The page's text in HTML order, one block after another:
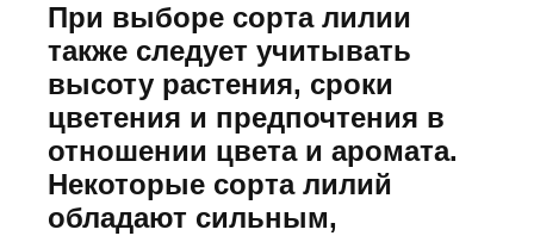
При выборе сорта лилии
также следует учитывать
высоту растения, сроки
цветения и предпочтения в
отношении цвета и аромата.
Некоторые сорта лилий
обладают сильным,